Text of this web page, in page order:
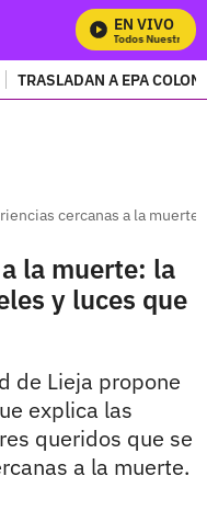
EN VIVO
Mira Todos Nuestros
TRASLADAN A EPA
cercanas a la
la muerte: la
y luces que
de Lieja propone
explica las
queridos que se
a la muerte.